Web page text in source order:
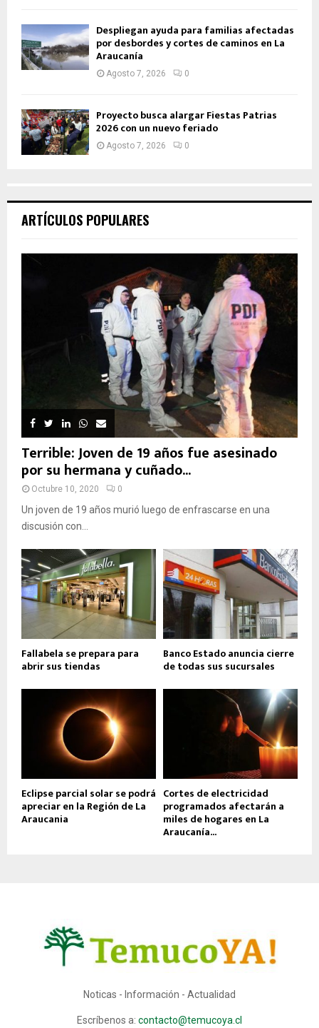
Despliegan ayuda para familias afectadas
por desbordes y cortes de caminos en La
Araucanía
Agosto 7, 2026 0
Proyecto busca alargar Fiestas Patrias
2026 con un nuevo feriado
Agosto 7, 2026 0
ARTÍCULOS POPULARES
Terrible: Joven de 19 años fue asesinado
por su hermana y cuñado...
Octubre 10, 2020 0
Un joven de 19 años murió luego de enfrascarse en una
discusión con...
Fallabela se prepara para
abrir sus tiendas
Banco Estado anuncia cierre
de todas sus sucursales
Eclipse parcial solar se podrá
apreciar en la Región de La
Araucania
Cortes de electricidad
programados afectarán a
miles de hogares en La
Araucanía...
Noticas - Información - Actualidad
Escríbenos a: contacto@temucoya.cl